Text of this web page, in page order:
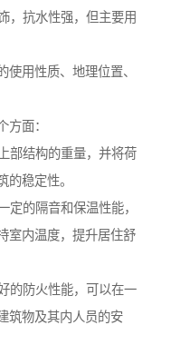
，抗水性强，但主要用
用性质、地理位置、
方面：
部结构的重量，并将荷
的稳定性。
的隔音和保温性能，
室内温度，提升居住舒
的防火性能，可以在一
筑物及其内人员的安